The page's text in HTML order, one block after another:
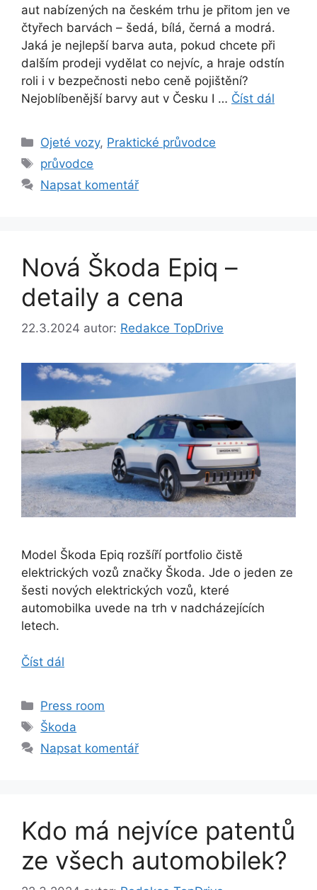
aut nabízených na českém trhu je přitom jen ve
čtyřech barvách – šedá, bílá, černá a modrá.
Jaká je nejlepší barva auta, pokud chcete při
dalším prodeji vydělat co nejvíc, a hraje odstín
roli i v bezpečnosti nebo ceně pojištění?
Nejoblíbenější barvy aut v Česku I … Číst dál
Rubriky
Ojeté vozy, Praktické průvodce
Štítky
průvodce
Napsat komentář
Nová Škoda Epiq –
detaily a cena
22.3.2024 autor: Redakce TopDrive
Model Škoda Epiq rozšíří portfolio čistě
elektrických vozů značky Škoda. Jde o jeden ze
šesti nových elektrických vozů, které
automobilka uvede na trh v nadcházejících
letech.
Číst dál
Rubriky
Press room
Štítky
Škoda
Napsat komentář
Kdo má nejvíce patentů
ze všech automobilek?